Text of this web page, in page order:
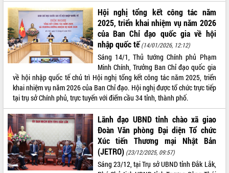
UBND tỉnh Đắk Lắk triển khai nhiệm
vụ 6 tháng cuối năm 2026
Kỳ họp thứ Hai, Hội đồng nhân dân
tỉnh khóa XI quyết nghị nhiều nội dung
quan trọng
Bí thư Tỉnh ủy Lương Nguyễn Minh
Triết thăm, tặng quà người có công với
cách mạng
Rà soát, hoàn thiện hệ thống thiết chế
văn hóa, thể thao đáp ứng yêu cầu
phát triển mới
Thường trực HĐND tỉnh Đắk Lắk gặp
mặt Đoàn chuyên gia y tế TP. Hồ Chí
Minh
Lễ truy điệu và an táng hài cốt liệt sĩ
ALBUM ẢNH
LIÊN KẾT WEB
THỐNG KÊ TRUY CẬP
Hội nghị tổng kết công tác năm
2025, triển khai nhiệm vụ năm 2026
của Ban Chỉ đạo quốc gia về hội
nhập quốc tế (14/01/2026, 12:12)
Sáng 14/1, Thủ tướng Chính phủ Phạm
Minh Chính, Trưởng Ban Chỉ đạo quốc gia
về hội nhập quốc tế chủ trì Hội nghị tổng kết công tác năm 2025, triển
khai nhiệm vụ năm 2026 của Ban Chỉ đạo. Hội nghị được tổ chức trực tiếp
tại trụ sở Chính phủ, trực tuyến với điểm cầu 34 tỉnh, thành phố.
Lãnh đạo UBND tỉnh chào xã giao
Đoàn Văn phòng Đại diện Tổ chức
Xúc tiến Thương mại Nhật Bản
(JETRO) (23/12/2025, 09:57)
Sáng 23/12, tại Trụ sở UBND tỉnh Đắk Lắk,